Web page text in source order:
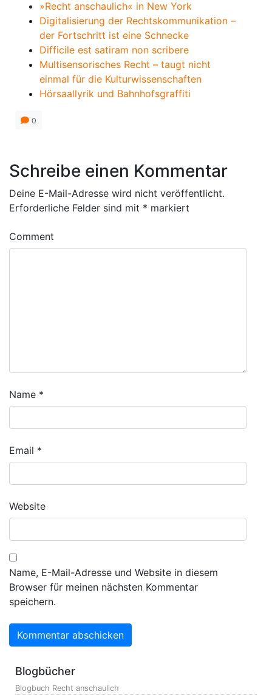
»Recht anschaulich« in New York
Digitalisierung der Rechtskommunikation –
der Fortschritt ist eine Schnecke
Difficile est satiram non scribere
Multisensorisches Recht – taugt nicht
einmal für die Kulturwissenschaften
Hörsaallyrik und Bahnhofsgraffiti
0
Schreibe einen Kommentar
Deine E-Mail-Adresse wird nicht veröffentlicht.
Erforderliche Felder sind mit * markiert
Comment
Name *
Email *
Website
Name, E-Mail-Adresse und Website in diesem
Browser für meinen nächsten Kommentar
speichern.
Blogbücher
Blogbuch Recht anschaulich